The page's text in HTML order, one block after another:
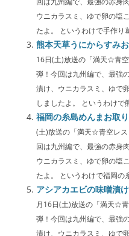
ウニカラスミ、ゆで卵の塩
たよ。 というわけで手作り
熊本天草うにからすみ
16日(土)放送の「満天☆青
弾！今回は九州編で、最強
漬け、ウニカラスミ、ゆで
しましたよ。 というわけで
福岡の糸島めんまお取
(土)放送の「満天☆青空レ
回は九州編で、最強の赤身
ウニカラスミ、ゆで卵の塩
たよ。 というわけで福岡の
アシアカエビの味噌漬
月16日(土)放送の「満天☆
弾！今回は九州編で、最強
漬け、ウニカラスミ、ゆで